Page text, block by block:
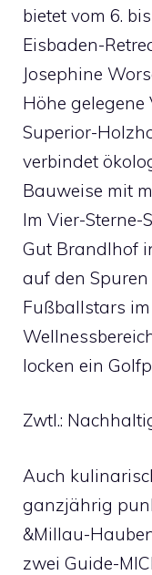
bietet vom 6.
Eisbaden-
Josephine
Höhe gelegene
Superior-
verbindet
Bauweise mit
Im Vier-Sterne-
Gut Brandlhof
auf den
Fußballstars im
locken ein
Zwtl.:
Auch
ganzjährig
&Millau-
zwei Guide-